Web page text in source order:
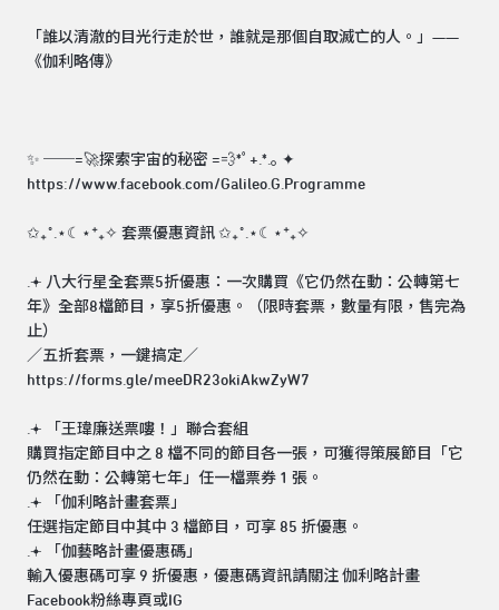
「誰以清澈的目光行走於世，誰就是那個自取滅亡的人。」——
《伽利略傳》
✨ ──=🚀探索宇宙的秘密 =💨*ﾟ+.*.｡ ✦
https://www.facebook.com/Galileo.G.Programme
✩₊˚.⋆☾⋆⁺₊✧ 套票優惠資訊 ✩₊˚.⋆☾⋆⁺₊✧
.𖥔 八大行星全套票5折優惠：一次購買《它仍然在動：公轉第七
年》全部8檔節目，享5折優惠。（限時套票，數量有限，售完為
止）
／五折套票，一鍵搞定／
https://forms.gle/meeDR23okiAkwZyW7
.𖥔 「王瑋廉送票嘍！」聯合套組
購買指定節目中之 8 檔不同的節目各一張，可獲得策展節目「它
仍然在動：公轉第七年」任一檔票券 1 張。
.𖥔 「伽利略計畫套票」
任選指定節目中其中 3 檔節目，可享 85 折優惠。
.𖥔 「伽藝略計畫優惠碼」
輸入優惠碼可享 9 折優惠，優惠碼資訊請關注 伽利略計畫
Facebook粉絲專頁或IG